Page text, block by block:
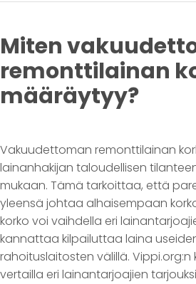
Miten
remonttilainan
määräytyy?
Vakuudettoman remonttilainan
lainanhakijan taloudellisen
mukaan. Tämä tarkoittaa, että
yleensä johtaa alhaisempaan
korko voi vaihdella eri
kannattaa kilpailuttaa laina
rahoituslaitosten välillä.
vertailla eri lainantarjoajien